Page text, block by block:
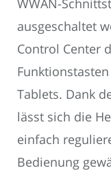
WWAN-
ausgeschaltet
Control Center
Tablets. Dank
lässt sich die
einfach
Bedienung